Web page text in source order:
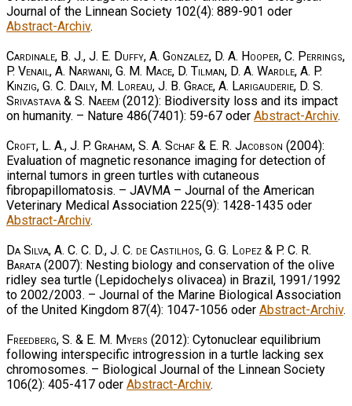
Journal of the Linnean Society 102(4): 889-901 oder
Abstract-Archiv.
Cardinale, B. J., J. E. Duffy, A. Gonzalez, D. A. Hooper, C. Perrings,
P. Venail, A. Narwani, G. M. Mace, D. Tilman, D. A. Wardle, A. P.
Kinzig, G. C. Daily, M. Loreau, J. B. Grace, A. Larigauderie, D. S.
Srivastava & S. Naeem (2012): Biodiversity loss and its impact
on humanity. – Nature 486(7401): 59-67 oder Abstract-Archiv.
Croft, L. A., J. P. Graham, S. A. Schaf & E. R. Jacobson (2004):
Evaluation of magnetic resonance imaging for detection of
internal tumors in green turtles with cutaneous
fibropapillomatosis. – JAVMA – Journal of the American
Veterinary Medical Association 225(9): 1428-1435 oder
Abstract-Archiv.
Da Silva, A. C. C. D., J. C. de Castilhos, G. G. Lopez & P. C. R.
Barata (2007): Nesting biology and conservation of the olive
ridley sea turtle (Lepidochelys olivacea) in Brazil, 1991/1992
to 2002/2003. – Journal of the Marine Biological Association
of the United Kingdom 87(4): 1047-1056 oder Abstract-Archiv.
Freedberg, S. & E. M. Myers (2012): Cytonuclear equilibrium
following interspecific introgression in a turtle lacking sex
chromosomes. – Biological Journal of the Linnean Society
106(2): 405-417 oder Abstract-Archiv.